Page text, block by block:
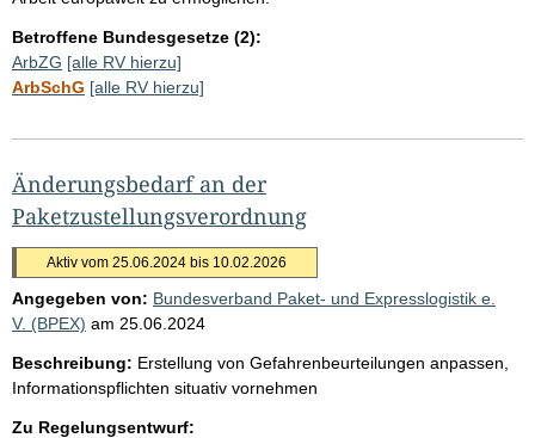
Betroffene Bundesgesetze (2):
ArbZG [alle RV hierzu]
ArbSchG [alle RV hierzu]
Änderungsbedarf an der
Paketzustellungsverordnung
Aktiv vom 25.06.2024 bis 10.02.2026
Angegeben von: Bundesverband Paket- und Expresslogistik e.
V. (BPEX) am 25.06.2024
Beschreibung: Erstellung von Gefahrenbeurteilungen anpassen,
Informationspflichten situativ vornehmen
Zu Regelungsentwurf: